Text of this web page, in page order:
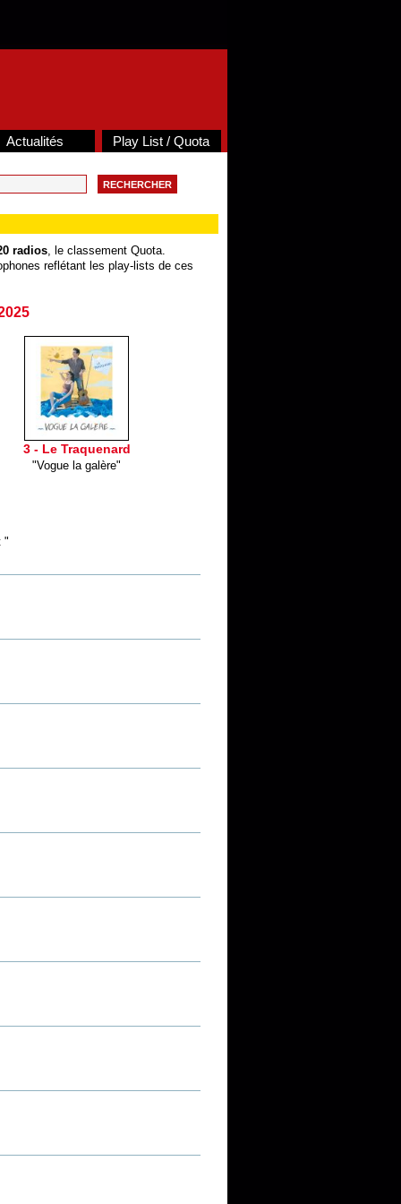
Actualités Play List / Quota
radios, le classement Quota.
reflétant les play-lists de ces
3 - Le Traquenard
"Vogue la galère"
"